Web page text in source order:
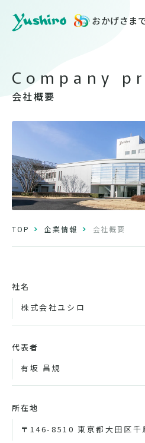
おかげさま
製品情報
サステナビリティ
株主・投資家情報
採用情報
ニュース
会社概要
TOP 企業情報 会社概要
社名
株式会社ユシロ
代表者
有坂 昌規
所在地
〒146-8510 東京都大田区